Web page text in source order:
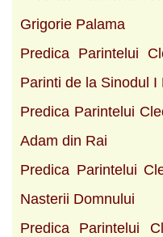
Grigorie Palama
Predica Parintelui
Parinti de la Sinodul I
Predica Parintelui
Adam din Rai
Predica Parintelui
Nasterii Domnului
Predica Parintelui